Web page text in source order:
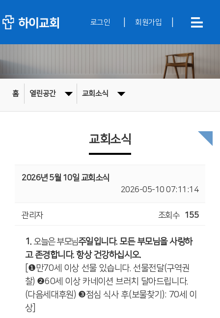
로그인 회원가입
홈 열린공간 교회소식
교회소식
2026년 5월 10일 교회소식
2026-05-10 07:11:14
관리자 조회수 155
1.오늘은 부모님주일입니다.모든 부모님을 사랑하
고 존경합니다.항상 건강하십시오.
❶만70세 이상 선물 있습니다.선물전달(구역권
찰) ❷60세 이상 카네이션 브러치 달아드립니다.
(다음세대후원) ❸점심 식사 후(보물찾기 ): 70세 이
상]